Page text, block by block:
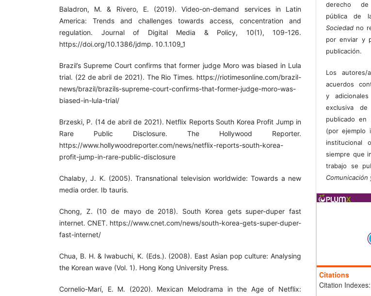
Baladron, M. & Rivero, E. (2019). Video-on-demand services in Latin
America: Trends and challenges towards access, concentration and
regulation. Journal of Digital Media & Policy, 10(1), 109-126.
https://doi.org/10.1386/jdmp. 10.1.109_1
Brazil’s Supreme Court confirms that former judge Moro was biased in Lula
trial. (22 de abril de 2021). The Rio Times. https://riotimesonline.com/brazil-
news/brazil/brazils-supreme-court-confirms-that-former-judge-moro-was-
biased-in-lula-trial/
Brzeski, P. (14 de abril de 2021). Netflix Reports South Korea Profit Jump in
Rare Public Disclosure. The Hollywood Reporter.
https://www.hollywoodreporter.com/news/netflix-reports-south-korea-
profit-jump-in-rare-public-disclosure
Chalaby, J. K. (2005). Transnational television worldwide: Towards a new
media order. Ib tauris.
Chong, Z. (10 de mayo de 2018). South Korea gets super-duper fast
internet. CNET. https://www.cnet.com/news/south-korea-gets-super-duper-
fast-internet/
Chua, B. H. & Iwabuchi, K. (Eds.). (2008). East Asian pop culture: Analysing
the Korean wave (Vol. 1). Hong Kong University Press.
Cornelio-Marí, E. M. (2020). Mexican Melodrama in the Age of Netflix:
derecho de
pública de
Sociedad no
por enviar y
publicación.
Los autores/
acuerdos
y
exclusiva
publicado en
(por ejemplo
institucional
siempre que
trabajo se
Comunicación
Citations
Citation Indexes: